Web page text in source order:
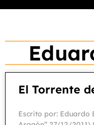
El Torrente
Escrito por: Eduardo